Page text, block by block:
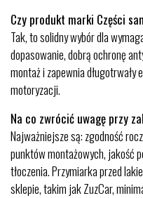
Czy produkt marki Części
Tak, to solidny wybór dla
dopasowanie, dobrą ochronę
montaż i zapewnia
motoryzacji.
Na co zwrócić uwagę przy
Najważniejsze są: zgodność
punktów montażowych, jakość
tłoczenia. Przymiarka przed
sklepie, takim jak ZuzCar,